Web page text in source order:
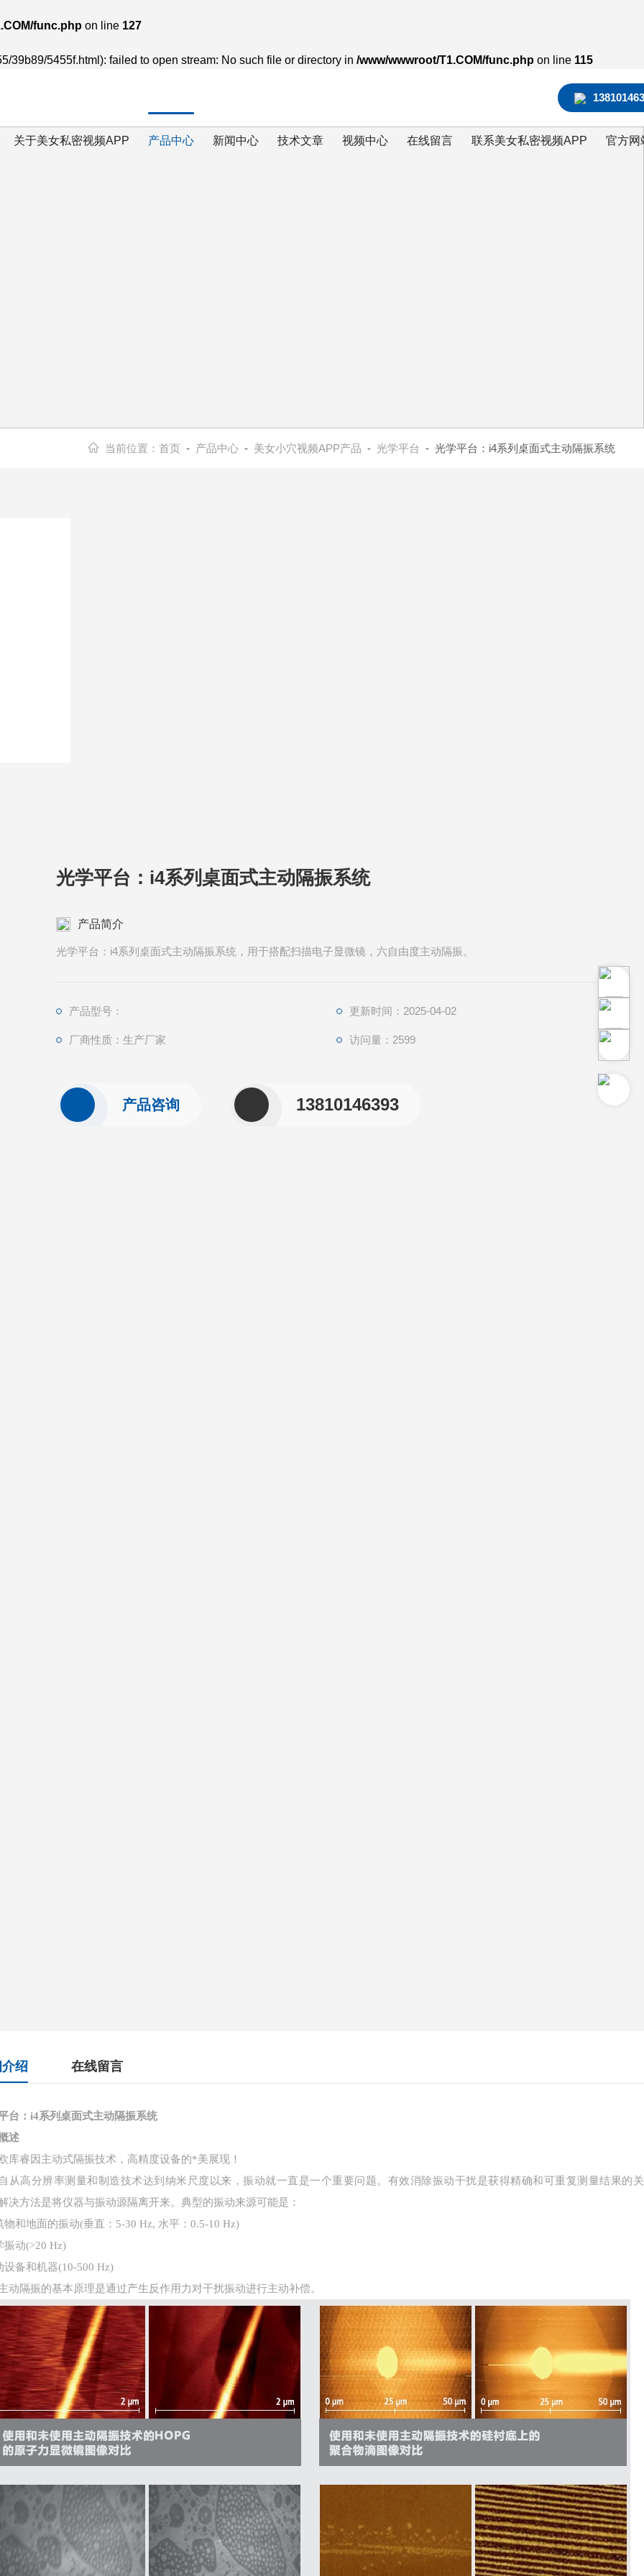
func.php on line 127
39b89/5455f.html): failed to open stream: No such file or directory in /www/wwwroot/T1.COM/func.php on line 115
关于美女私密视频APP 产品中心 新闻中心 技术文章 视频中心 在线留言 联系美女私密视频APP 官方网
当前位置： 首页 - 产品中心- 美女小穴视频APP产品 - 光学平台 - 光学平台：i4系列桌面式主动隔振系统
光学平台：i4系列桌面式主动隔振系统
产品简介
光学平台：i4系列桌面式主动隔振系统，用于搭配扫描电子显微镜，六自由度主动隔振。
产品型号： 更新时间：2025-04-02
厂商性质：生产厂家 访问量：2599
产品咨询 13810146393
绍 在线留言
台：i4系列桌面式主动隔振系统
述
库睿因主动式隔振技术，高精度设备的*美展现！
从高分辨率测量和制造技术达到纳米尺度以来，振动就一直是一个重要问题。有效消除振动干扰是获得精确和可重复测量结果的关
决方法是将仪器与振动源隔离开来。典型的振动来源可能是：
物和地面的振动(垂直：5-30 Hz, 水平：0.5-10 Hz)
振动(>20 Hz)
设备和机器(10-500 Hz)
动隔振的基本原理是通过产生反作用力对干扰振动进行主动补偿。